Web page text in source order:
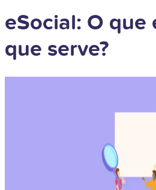
eSocial: O que
que serve?